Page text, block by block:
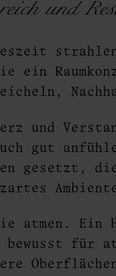
und
ein
und
gut
gesetzt,
die atmen.
bewusst für